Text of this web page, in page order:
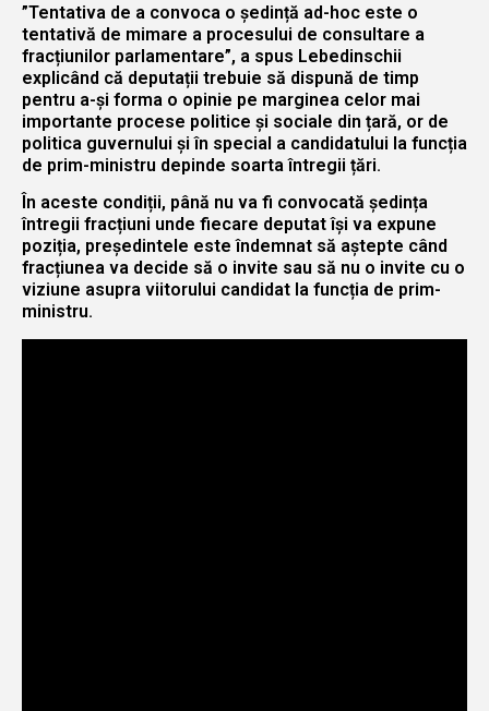
”Tentativa de a convoca o ședință ad-hoc este o
tentativă de mimare a procesului de consultare a
fracțiunilor parlamentare”, a spus Lebedinschii
explicând că deputații trebuie să dispună de timp
pentru a-și forma o opinie pe marginea celor mai
importante procese politice și sociale din țară, or de
politica guvernului și în special a candidatului la funcția
de prim-ministru depinde soarta întregii țări.
În aceste condiții, până nu va fi convocată ședința
întregii fracțiuni unde fiecare deputat își va expune
poziția, președintele este îndemnat să aștepte când
fracțiunea va decide să o invite sau să nu o invite cu o
viziune asupra viitorului candidat la funcția de prim-
ministru.